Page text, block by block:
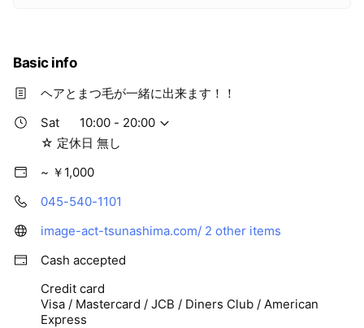
Basic info
ヘアとまつ毛が一緒に出来ます！！
Sat
10:00 - 20:00
☆ 定休日 無し
~ ￥1,000
045-540-1101
image-act-tsunashima.com/ 2 other items
Cash accepted
Credit card
Visa / Mastercard / JCB / Diners Club / American
Express